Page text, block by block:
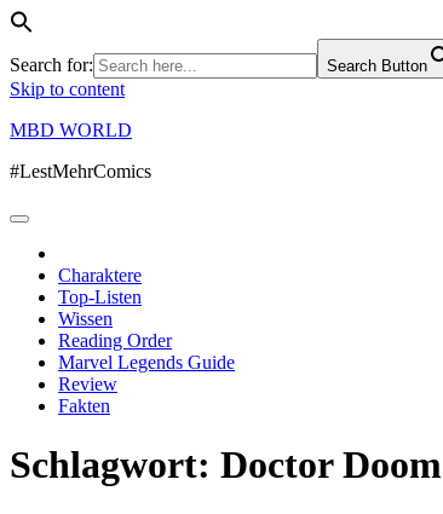
Search for: Search Button
Skip to content
MBD WORLD
#LestMehrComics
Charaktere
Top-Listen
Wissen
Reading Order
Marvel Legends Guide
Review
Fakten
Schlagwort: Doctor Doom